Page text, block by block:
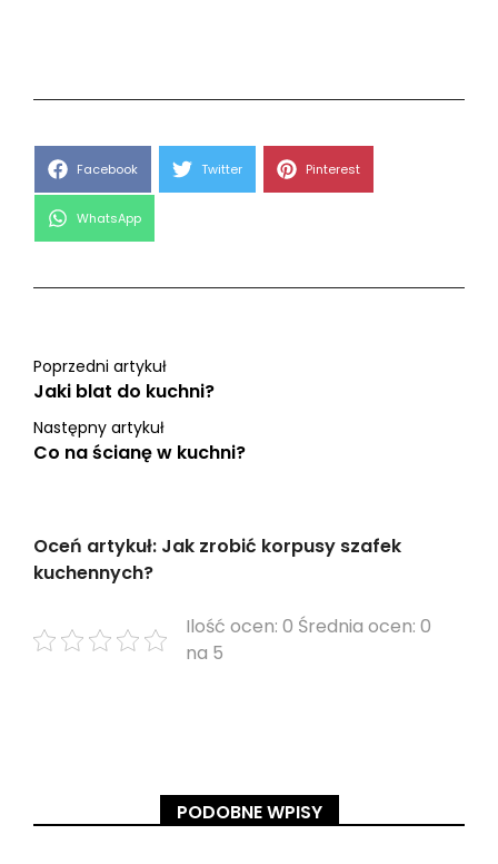
Share
Facebook Share
Twitter Share
Pinterest
Share
WhatsApp
Poprzedni artykuł
Jaki blat do kuchni?
Następny artykuł
Co na ścianę w kuchni?
Oceń artykuł: Jak zrobić korpusy szafek
kuchennych?
Ilość ocen: 0 Średnia ocen: 0
na 5
PODOBNE WPISY